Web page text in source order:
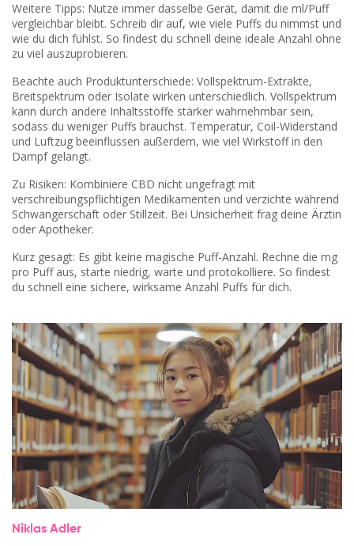
Weitere Tipps: Nutze immer dasselbe Gerät, damit die ml/Puff
vergleichbar bleibt. Schreib dir auf, wie viele Puffs du nimmst und
wie du dich fühlst. So findest du schnell deine ideale Anzahl ohne
zu viel auszuprobieren.
Beachte auch Produktunterschiede: Vollspektrum-Extrakte,
Breitspektrum oder Isolate wirken unterschiedlich. Vollspektrum
kann durch andere Inhaltsstoffe stärker wahrnehmbar sein,
sodass du weniger Puffs brauchst. Temperatur, Coil-Widerstand
und Luftzug beeinflussen außerdem, wie viel Wirkstoff in den
Dampf gelangt.
Zu Risiken: Kombiniere CBD nicht ungefragt mit
verschreibungspflichtigen Medikamenten und verzichte während
Schwangerschaft oder Stillzeit. Bei Unsicherheit frag deine Ärztin
oder Apotheker.
Kurz gesagt: Es gibt keine magische Puff-Anzahl. Rechne die mg
pro Puff aus, starte niedrig, warte und protokolliere. So findest
du schnell eine sichere, wirksame Anzahl Puffs für dich.
Niklas Adler